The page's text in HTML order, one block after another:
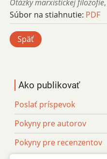
Otázky marxistickej filozofie,
Súbor na stiahnutie: PDF
Späť
Ako publikovať
Poslať príspevok
Pokyny pre autorov
Pokyny pre recenzentov